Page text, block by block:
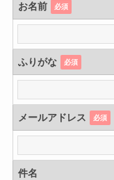
お名前 必須
ふりがな 必須
メールアドレス 必須
件名